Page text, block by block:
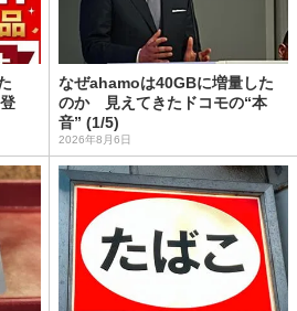
なぜahamoは40GBに増量した
のか 見えてきたドコモの“本
音” (1/5)
2026年8月6日